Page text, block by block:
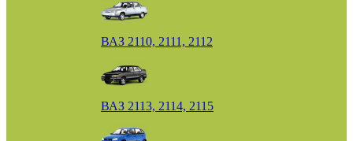
ВАЗ 2110, 2111, 2112
ВАЗ 2113, 2114, 2115